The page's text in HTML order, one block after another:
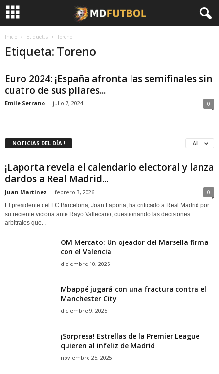
Inicio Etiquetas Toreno
Etiqueta: Toreno
Euro 2024: ¡España afronta las semifinales sin
cuatro de sus pilares...
Emile Serrano - julio 7, 2024 0
NOTICIAS DEL DÍA ! All
¡Laporta revela el calendario electoral y lanza
dardos a Real Madrid...
Juan Martinez - febrero 3, 2026 0
El presidente del FC Barcelona, Joan Laporta, ha criticado a Real Madrid por
su reciente victoria ante Rayo Vallecano, cuestionando las decisiones
arbitrales que...
OM Mercato: Un ojeador del Marsella firma
con el Valencia
diciembre 10, 2025
Mbappé jugará con una fractura contra el
Manchester City
diciembre 9, 2025
¡Sorpresa! Estrellas de la Premier League
quieren al infeliz de Madrid
noviembre 25, 2025